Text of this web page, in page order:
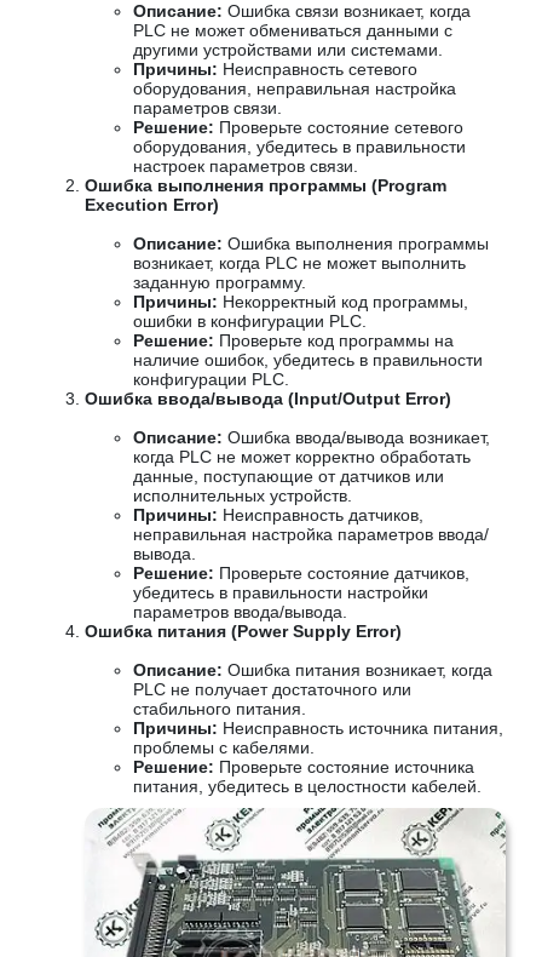
Описание: Ошибка связи возникает, когда
PLC не может обмениваться данными с
другими устройствами или системами.
Причины: Неисправность сетевого
оборудования, неправильная настройка
параметров связи.
Решение: Проверьте состояние сетевого
оборудования, убедитесь в правильности
настроек параметров связи.
Ошибка выполнения программы (Program
Execution Error)
Описание: Ошибка выполнения программы
возникает, когда PLC не может выполнить
заданную программу.
Причины: Некорректный код программы,
ошибки в конфигурации PLC.
Решение: Проверьте код программы на
наличие ошибок, убедитесь в правильности
конфигурации PLC.
Ошибка ввода/вывода (Input/Output Error)
Описание: Ошибка ввода/вывода возникает,
когда PLC не может корректно обработать
данные, поступающие от датчиков или
исполнительных устройств.
Причины: Неисправность датчиков,
неправильная настройка параметров ввода/
вывода.
Решение: Проверьте состояние датчиков,
убедитесь в правильности настройки
параметров ввода/вывода.
Ошибка питания (Power Supply Error)
Описание: Ошибка питания возникает, когда
PLC не получает достаточного или
стабильного питания.
Причины: Неисправность источника питания,
проблемы с кабелями.
Решение: Проверьте состояние источника
питания, убедитесь в целостности кабелей.